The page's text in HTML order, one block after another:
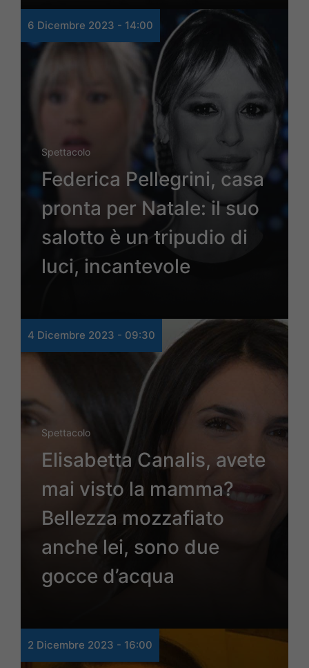
6 Dicembre 2023 - 14:00
Spettacolo
Federica Pellegrini, casa
pronta per Natale: il suo
salotto è un tripudio di
luci, incantevole
4 Dicembre 2023 - 09:30
Spettacolo
Elisabetta Canalis, avete
mai visto la mamma?
Bellezza mozzafiato
anche lei, sono due
gocce d’acqua
2 Dicembre 2023 - 16:00